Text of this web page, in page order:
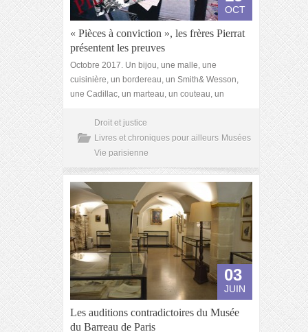
OCT
« Pièces à conviction », les frères Pierrat
présentent les preuves
Octobre 2017. Un bijou, une malle, une
cuisinière, un bordereau, un Smith& Wesson,
une Cadillac, un marteau, un couteau, un
Droit et justice
Livres et chroniques pour ailleurs Musées
Vie parisienne
03
JUIN
Les auditions contradictoires du Musée
du Barreau de Paris